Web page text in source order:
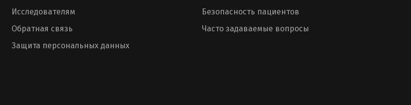
Исследователям
Обратная связь
Защита персональных данных
Безопасность пациентов
Часто задаваемые вопросы